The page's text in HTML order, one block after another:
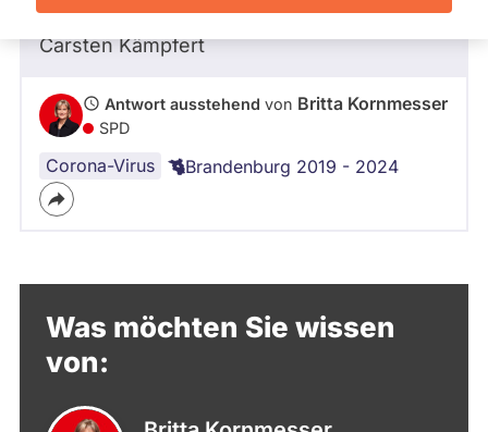
Archiv
Über uns
Spenden
HG
Carsten Kämpfert
Antwort ausstehend von Britta Kornmesser
SPD
Corona-Virus Brandenburg 2019 - 2024
Was möchten Sie wissen
von: